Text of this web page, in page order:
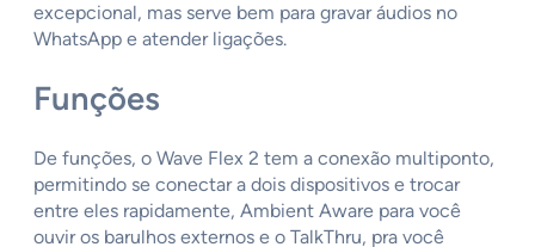
excepcional, mas serve bem para gravar áudios no
WhatsApp e atender ligações.
Funções
De funções, o Wave Flex 2 tem a conexão multiponto,
permitindo se conectar a dois dispositivos e trocar
entre eles rapidamente, Ambient Aware para você
ouvir os barulhos externos e o TalkThru, pra você